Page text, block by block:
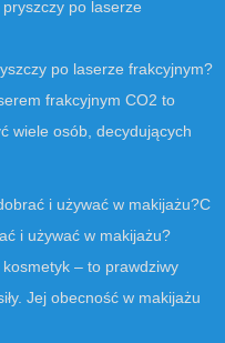
po laserze frakcyjnym?
frakcyjnym CO2 to
wiele osób, decydujących
C
i używać w makijażu?
– to prawdziwy
Jej obecność w makijażu